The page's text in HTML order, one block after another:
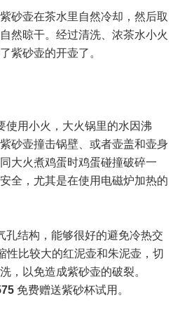
壶在茶水里自然冷却，然后取
然晾干。经过清洗、浓茶水小火
紫砂壶的开壶了。
用小火，大火锅里的水因沸
砂壶撞击锅壁、或者壶盖和壶身
大火煮鸡蛋时鸡蛋碰撞破碎一
全，尤其是在使用电磁炉加热的
结构，能够很好的避免冷热交
性比较大的红泥壶和朱泥壶，切
，以免造成紫砂壶的破裂。
免费赠送紫砂杯试用。